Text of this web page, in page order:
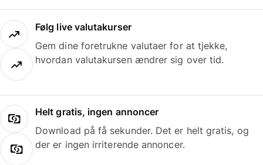
Følg live valutakurser
Gem dine foretrukne valutaer for at tjekke,
hvordan valutakursen ændrer sig over tid.
Helt gratis, ingen annoncer
Download på få sekunder. Det er helt gratis, og
der er ingen irriterende annoncer.